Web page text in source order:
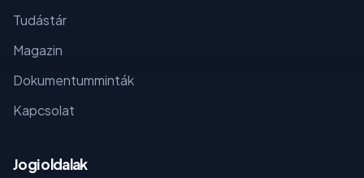
Tudástár
Magazin
Dokumentumminták
Kapcsolat
Jogi oldalak